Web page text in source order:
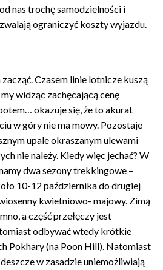
nas trochę samodzielności i
ograniczyć koszty wyjazdu.
Czasem linie lotnicze kuszą
widząc zachęcającą cenę
okazuje się, że to akurat
w góry nie ma mowy. Pozostaje
upale okraszanym ulewami
nie należy. Kiedy więc jechać? W
dwa sezony trekkingowe –
10-12 października do drugiej
kwietniowo- majowy. Zimą
a część przełęczy jest
odbywać wtedy krótkie
Pokhary (na Poon Hill). Natomiast
w zasadzie uniemożliwiają